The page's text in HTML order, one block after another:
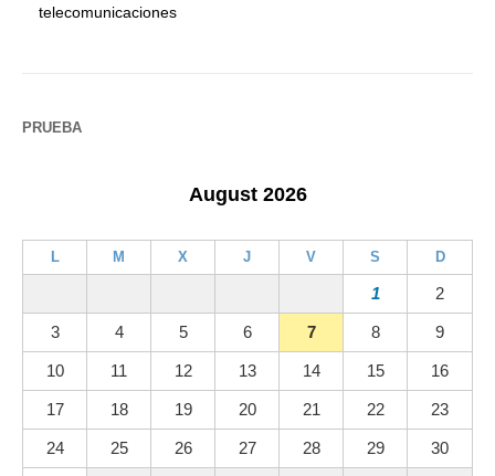
telecomunicaciones
PRUEBA
August 2026
L M X J V S D
1 2
3 4 5 6 7 8 9
10 11 12 13 14 15 16
17 18 19 20 21 22 23
24 25 26 27 28 29 30